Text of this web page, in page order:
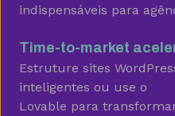
1 site 3
Hospedagem gerenciada
Domínio grátis
indispensáveis para
Time-to-market
Estruture sites
inteligentes ou use o
Lovable para